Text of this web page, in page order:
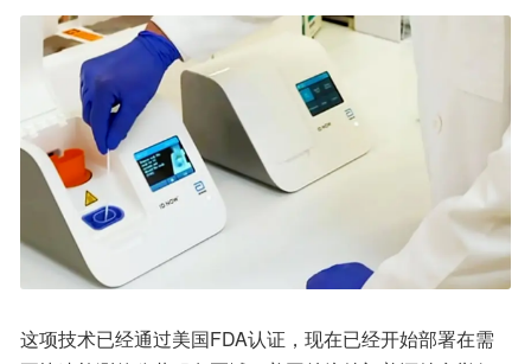
这项技术已经通过美国FDA认证，现在已经开始部署在需